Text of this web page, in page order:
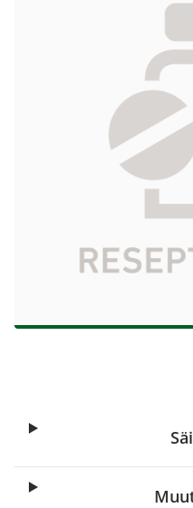
injektio-/
428817
Vaikuttava aine
10 x 1 kpl
MIP Pharma
Tarkista